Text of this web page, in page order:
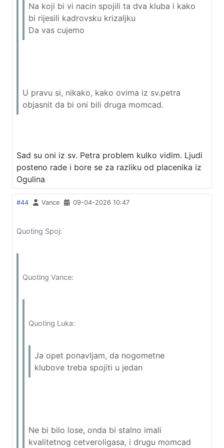
Na koji bi vi nacin spojili ta dva kluba i kako
bi rijesili kadrovsku krizaljku
Da vas cujemo
U pravu si, nikako, kako ovima iz sv.petra
objasnit da bi oni bili druga momcad.
Sad su oni iz sv. Petra problem kulko vidim. Ljudi
posteno rade i bore se za razliku od placenika iz
Ogulina
#44 Vance 09-04-2026 10:47
Quoting Spoj:
Quoting Vance:
Quoting Luka:
Ja opet ponavljam, da nogometne
klubove treba spojiti u jedan
Ne bi bilo lose, onda bi stalno imali
kvalitetnog cetveroligasa, i drugu momcad